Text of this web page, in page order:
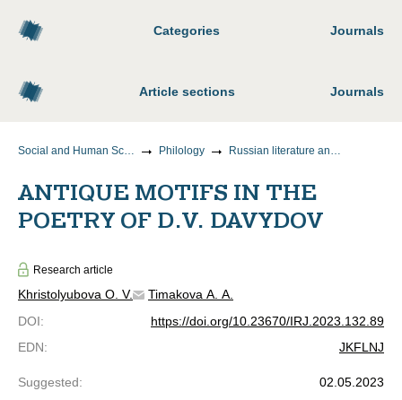
Categories Journals
Article sections Journals
Social and Human Sciences Philology Russian literature and literature of the peoples of the Russian Federation
ANTIQUE MOTIFS IN THE
POETRY OF D.V. DAVYDOV
Research article
Khristolyubova O. V.
Timakova A. A.
DOI:
https://doi.org/10.23670/IRJ.2023.132.89
EDN: JKFLNJ
Suggested:
02.05.2023